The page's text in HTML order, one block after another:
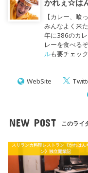
かれぇ☆は
【カレー、喰
みんなよく来
年に386のカ
レーを食べる
ルも要チェック
WebSite
NEW POST このライ
スリランカ料理レストラン《かれはん
ン》独立開業記